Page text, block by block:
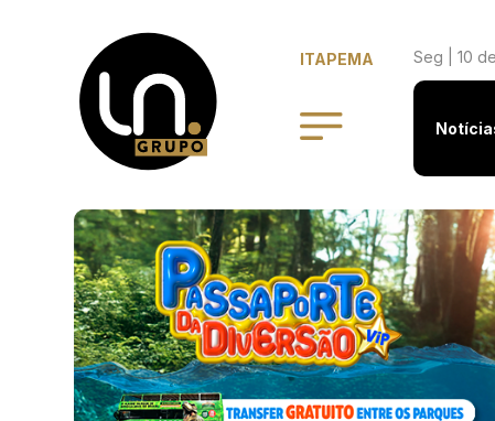
ITAPEMA Seg | 10